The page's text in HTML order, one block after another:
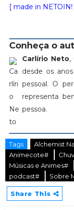
[ made in NETOIN!
Conheça o
Carlírio Neto,
desde os
pessoal. O
representa
pessoa.
Tags Alchemist
Animecote#
Músicas e Animes#
podcast#
Sobre
Share This